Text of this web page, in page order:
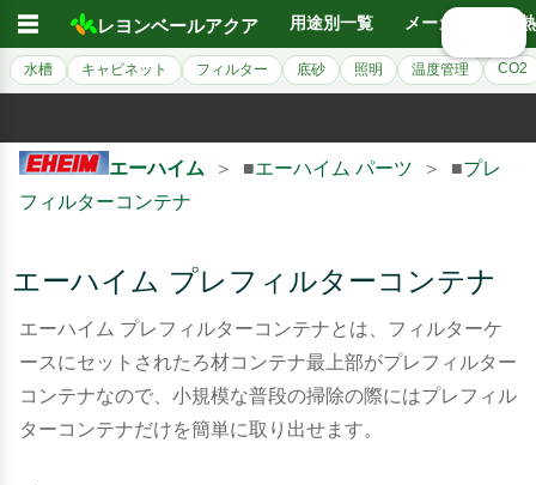
☰ レヨンベールアクア 用途別一覧 メーカー別
水槽 キャビネット フィルター 底砂 照明 温度管理 CO2
エーハイム ＞ ■エーハイム パーツ ＞ ■プレ
フィルターコンテナ
エーハイム プレフィルターコンテナ
エーハイム プレフィルターコンテナとは、フィルターケ
ースにセットされたろ材コンテナ最上部がプレフィルター
コンテナなので、小規模な普段の掃除の際にはプレフィル
ターコンテナだけを簡単に取り出せます。